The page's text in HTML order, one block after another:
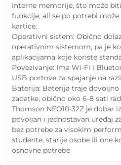
interne memorije, što može
funkcije, ali se po potrebi
kartice.
Operativni sistem: Obično
operativnim sistemom, pa je
aplikacijama koje koriste
Povezivanje: Ima Wi-Fi i
USB portove za spajanje na
Baterija: Baterija traje dovoljno
zadatke, obično oko 6-8 sati
Thomson NEO10-32Z je dobar
povoljan i jednostavan uređaj
bez potrebe za visokim
studente, starije osobe ili one
osnovne potrebe